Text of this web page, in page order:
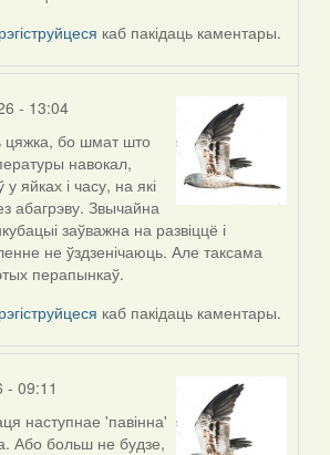
каб пакідаць каментары.
- 13:04
цяжка, бо шмат што
навокал,
яйках і часу, на які
абагрэву. Звычайна
заўважна на развіццё і
не ўздзенічаюць. Але таксама
перапынкаў.
каб пакідаць каментары.
09:11
наступнае 'павінна'
Або больш не будзе,